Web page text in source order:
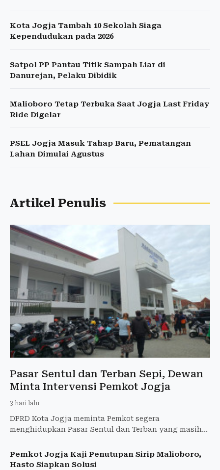
Kota Jogja Tambah 10 Sekolah Siaga
Kependudukan pada 2026
Satpol PP Pantau Titik Sampah Liar di
Danurejan, Pelaku Dibidik
Malioboro Tetap Terbuka Saat Jogja Last Friday
Ride Digelar
PSEL Jogja Masuk Tahap Baru, Pematangan
Lahan Dimulai Agustus
Artikel Penulis
Pasar Sentul dan Terban Sepi, Dewan
Minta Intervensi Pemkot Jogja
3 hari lalu
DPRD Kota Jogja meminta Pemkot segera
menghidupkan Pasar Sentul dan Terban yang masih
Pemkot Jogja Kaji Penutupan Sirip Malioboro,
Hasto Siapkan Solusi